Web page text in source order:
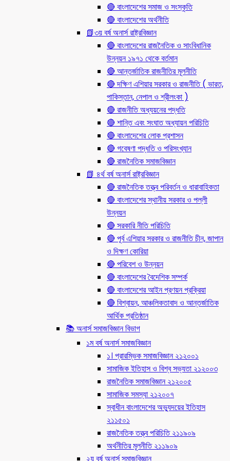
🔴 বাংলাদেশের সমাজ ও সংস্কৃতি
🔴 বাংলাদেশের অর্থনীতি
📗৩য় বর্ষ অনার্স রাষ্ট্রবিজ্ঞান
🔴 বাংলাদেশের রাজনৈতিক ও সাংবিধানিক
উন্নয়ন ১৯৭১ থেকে বর্তমান
🔴 আন্তর্জাতিক রাজনীতির মূলনীতি
🔴 দক্ষিণ এশিয়ার সরকার ও রাজনীতি ( ভারত,
পাকিস্তান, নেপাল ও শ্রীলংকা )
🔴 রাজনীতি অধ্যয়নের পদ্ধতি
🔴 শান্তি এবং সংঘাত অধ্যায়ন পরিচিতি
🔴 বাংলাদেশের লোক প্রশাসন
🔴 গবেষণা পদ্ধতি ও পরিসংখ্যান
🔴 রাজনৈতিক সমাজবিজ্ঞান
📗 ৪র্থ বর্ষ অনার্স রাষ্ট্রবিজ্ঞান
🔴 রাজনৈতিক তত্ত্ব পরিবর্তন ও ধারাবাহিকতা
🔴 বাংলাদেশের স্থানীয় সরকার ও পল্লী
উন্নয়ন
🔴 সরকারি নীতি পরিচিতি
🔴 পূর্ব এশিয়ার সরকার ও রাজনীতি চীন, জাপান
ও দিক্ষণ কোরিয়া
🔴 পরিবেশ ও উন্নয়ন
🔴 বাংলাদেশের বৈদেশিক সম্পর্ক
🔴 বাংলাদেশের আইন প্রণয়ন প্রক্রিয়া
🔴 বিশ্বায়ন, আঞ্চলিকতাবাদ ও আন্তর্জাতিক
আর্থিক প্রতিষ্ঠান
📚 অনার্স সমাজবিজ্ঞান বিভাগ
১ম বর্ষ অনার্স সমাজবিজ্ঞান
১। প্রারম্ভিক সমাজবিজ্ঞান ২১২০০১
সামাজিক ইতিহাস ও বিশ্ব সভ্যতা ২১২০০৩
রাজনৈতিক সমাজবিজ্ঞান ২১২০০৫
সামাজিক সমস্যা ২১২০০৭
স্বাধীন বাংলাদেশের অভ্যুদয়ের ইতিহাস
২১১৫০১
রাজনৈতিক তত্ত্ব পরিচিতি ২১১৯০৯
অর্থনীতির মূলনীতি ২১১৯০৯